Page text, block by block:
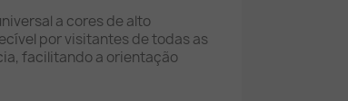
a cores de alto
por visitantes de todas as
facilitando a orientação